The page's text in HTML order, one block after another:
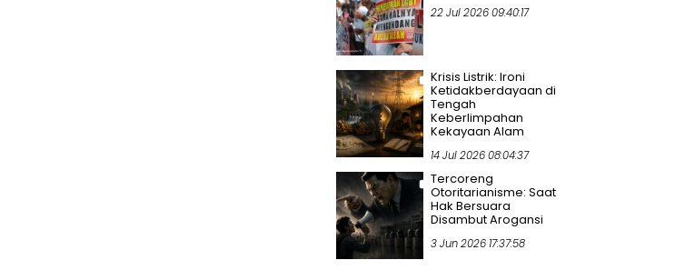
22 Jul 2026 09:40:17
Krisis Listrik: Ironi
Ketidakberdayaan di
Tengah
Keberlimpahan
Kekayaan Alam
14 Jul 2026 08:04:37
Tercoreng
Otoritarianisme: Saat
Hak Bersuara
Disambut Arogansi
3 Jun 2026 17:37:58